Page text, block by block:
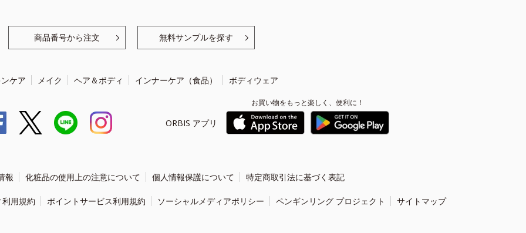
商品番号から注文 無料サンプルを探す
ケア メイク ヘア＆ボディ インナーケア（食品） ボディウェア
ORBIS アプリ
お買い物をもっと楽しく、便利に！
報 化粧品の使用上の注意について 個人情報保護について 特定商取引法に基づく表記
用規約 ポイントサービス利用規約 ソーシャルメディアポリシー ペンギンリング プロジェクト サイトマップ